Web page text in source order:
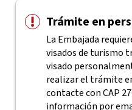
Trámite en
La Embajada
visados de turismo
visado
realizar el trámite
contacte con CAP
información por